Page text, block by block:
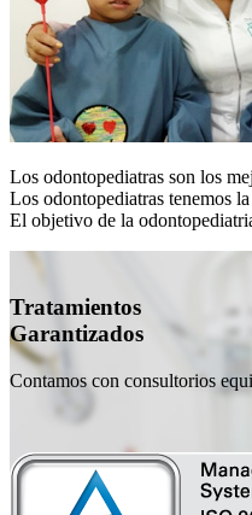
Los odontopediatras son los
Los odontopediatras tenemos
El objetivo de la
Tratamientos
Garantizados
Contamos con consultorios